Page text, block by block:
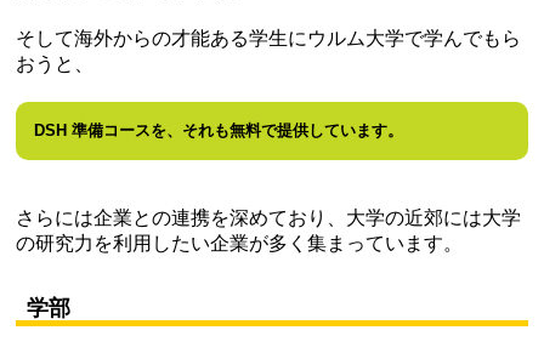
そして海外からの才能ある学生にウルム大学で学んでもら
おうと、
DSH 準備コースを、それも無料で提供しています。
さらには企業との連携を深めており、大学の近郊には大学
の研究力を利用したい企業が多く集まっています。
学部